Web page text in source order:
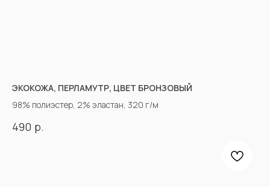
ЭКОКОЖА, ПЕРЛАМУТР, ЦВЕТ БРОНЗОВЫЙ
98% полиэстер, 2% эластан, 320 г/м
490 р.